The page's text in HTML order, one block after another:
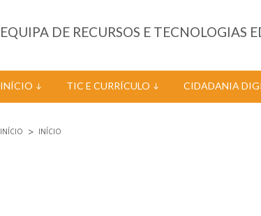
EQUIPA DE RECURSOS E TECNOLOGIAS
INÍCIO TIC E CURRÍCULO CIDADANIA
INÍCIO INÍCIO